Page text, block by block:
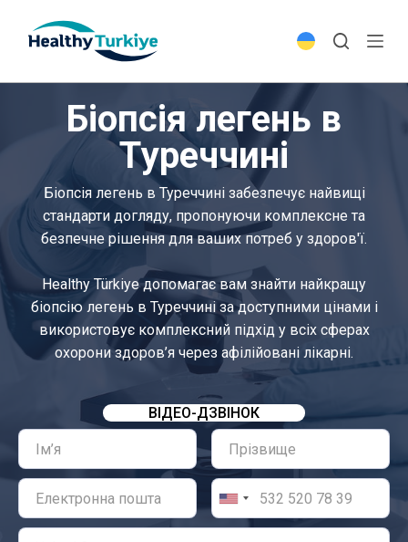
p
n
t
Біопсія легень в
Туреччині
Біопсія легень в Туреччині забезпечує найвищі
стандарти догляду, пропонуючи комплексне та
безпечне рішення для ваших потреб у здоров'ї.
Healthy Türkiye допомагає вам знайти найкращу
біопсію легень в Туреччині за доступними цінами і
використовує комплексний підхід у всіх сферах
охорони здоров’я через афілійовані лікарні.
ВІДЕО-ДЗВІНОК